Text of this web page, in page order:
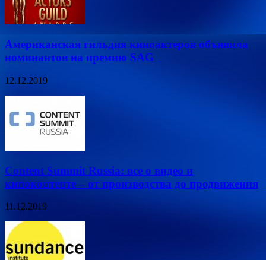
Американская гильдия киноактеров объявила
номинантов на премию SAG
12.12.2019
Content Summit Russia: все о видео и
киноконтенте – от производства до продвижения
11.12.2019